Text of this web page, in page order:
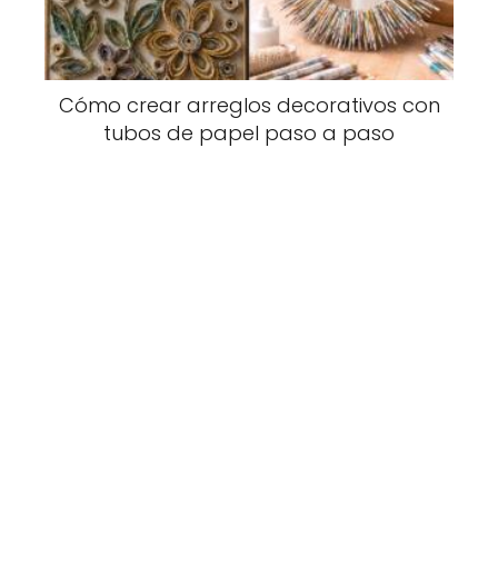
Cómo crear arreglos decorativos con
tubos de papel paso a paso